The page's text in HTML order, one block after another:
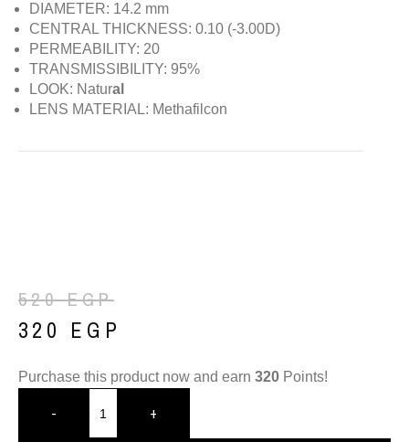
DIAMETER: 14.2 mm
CENTRAL THICKNESS: 0.10 (-3.00D)
PERMEABILITY: 20
TRANSMISSIBILITY: 95%
LOOK: Natural
LENS MATERIAL: Methafilcon
520EGP
320 EGP
Purchase this product now and earn 320 Points!
- +